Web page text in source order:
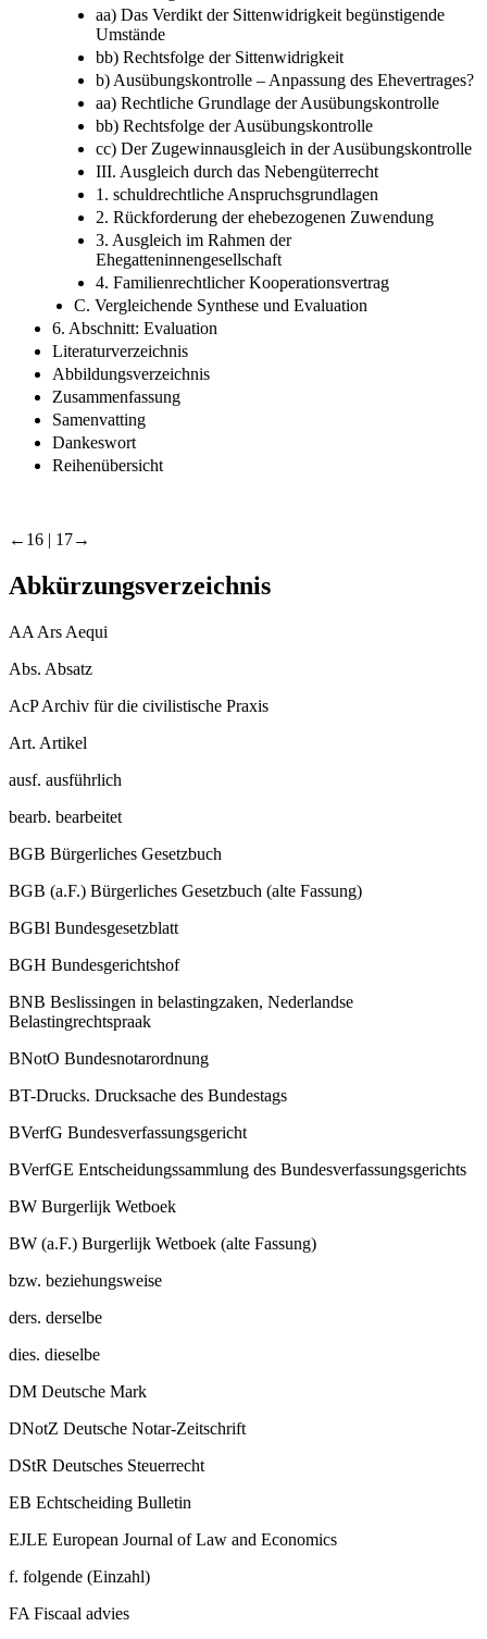
aa) Das Verdikt der Sittenwidrigkeit begünstigende
Umstände
bb) Rechtsfolge der Sittenwidrigkeit
b) Ausübungskontrolle –​ Anpassung des Ehevertrages?
aa) Rechtliche Grundlage der Ausübungskontrolle
bb) Rechtsfolge der Ausübungskontrolle
cc) Der Zugewinnausgleich in der Ausübungskontrolle
III. Ausgleich durch das Nebengüterrecht
1. schuldrechtliche Anspruchsgrundlagen
2. Rückforderung der ehebezogenen Zuwendung
3. Ausgleich im Rahmen der
Ehegatteninnengesellschaft
4. Familienrechtlicher Kooperationsvertrag
C. Vergleichende Synthese und Evaluation
6. Abschnitt: Evaluation
Literaturverzeichnis
Abbildungsverzeichnis
Zusammenfassung
Samenvatting
Dankeswort
Reihenübersicht
←16 | 17→
Abkürzungsverzeichnis
AA Ars Aequi
Abs. Absatz
AcP Archiv für die civilistische Praxis
Art. Artikel
ausf. ausführlich
bearb. bearbeitet
BGB Bürgerliches Gesetzbuch
BGB (a.F.) Bürgerliches Gesetzbuch (alte Fassung)
BGBl Bundesgesetzblatt
BGH Bundesgerichtshof
BNB Beslissingen in belastingzaken, Nederlandse
Belastingrechtspraak
BNotO Bundesnotarordnung
BT-Drucks. Drucksache des Bundestags
BVerfG Bundesverfassungsgericht
BVerfGE Entscheidungssammlung des Bundesverfassungsgerichts
BW Burgerlijk Wetboek
BW (a.F.) Burgerlijk Wetboek (alte Fassung)
bzw. beziehungsweise
ders. derselbe
dies. dieselbe
DM Deutsche Mark
DNotZ Deutsche Notar-Zeitschrift
DStR Deutsches Steuerrecht
EB Echtscheiding Bulletin
EJLE European Journal of Law and Economics
f. folgende (Einzahl)
FA Fiscaal advies